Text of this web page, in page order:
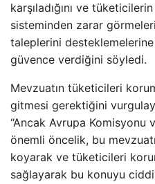
karşıladığını ve
sisteminden zarar
taleplerini desteklemelerine
güvence verdiğini söyledi.
Mevzuatın tüketicileri
gitmesi gerektiğini
“Ancak Avrupa Komisyonu
önemli öncelik, bu
koyarak ve tüketicileri
sağlayarak bu konuyu